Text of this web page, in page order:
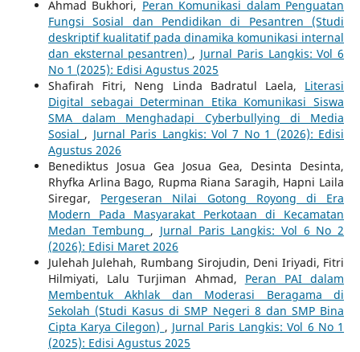
Ahmad Bukhori, Peran Komunikasi dalam Penguatan
Fungsi Sosial dan Pendidikan di Pesantren (Studi
deskriptif kualitatif pada dinamika komunikasi internal
dan eksternal pesantren) , Jurnal Paris Langkis: Vol 6
No 1 (2025): Edisi Agustus 2025
Shafirah Fitri, Neng Linda Badratul Laela, Literasi
Digital sebagai Determinan Etika Komunikasi Siswa
SMA dalam Menghadapi Cyberbullying di Media
Sosial , Jurnal Paris Langkis: Vol 7 No 1 (2026): Edisi
Agustus 2026
Benediktus Josua Gea Josua Gea, Desinta Desinta,
Rhyfka Arlina Bago, Rupma Riana Saragih, Hapni Laila
Siregar, Pergeseran Nilai Gotong Royong di Era
Modern Pada Masyarakat Perkotaan di Kecamatan
Medan Tembung , Jurnal Paris Langkis: Vol 6 No 2
(2026): Edisi Maret 2026
Julehah Julehah, Rumbang Sirojudin, Deni Iriyadi, Fitri
Hilmiyati, Lalu Turjiman Ahmad, Peran PAI dalam
Membentuk Akhlak dan Moderasi Beragama di
Sekolah (Studi Kasus di SMP Negeri 8 dan SMP Bina
Cipta Karya Cilegon) , Jurnal Paris Langkis: Vol 6 No 1
(2025): Edisi Agustus 2025